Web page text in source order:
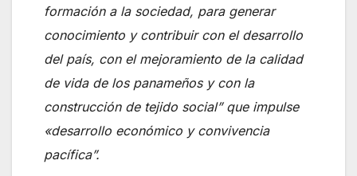
formación a la sociedad, para generar
conocimiento y contribuir con el desarrollo
del país, con el mejoramiento de la calidad
de vida de los panameños y con la
construcción de tejido social” que impulse
«desarrollo económico y convivencia
pacífica”.